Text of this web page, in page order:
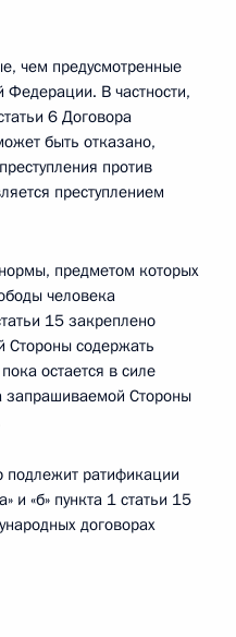
чем предусмотренные
Федерации. В частности,
6 Договора
быть отказано,
против
преступлением
предметом которых
человека
15 закреплено
Стороны содержать
остается в силе
запрашиваемой Стороны
ратификации
и «б» пункта 1 статьи 15
договорах